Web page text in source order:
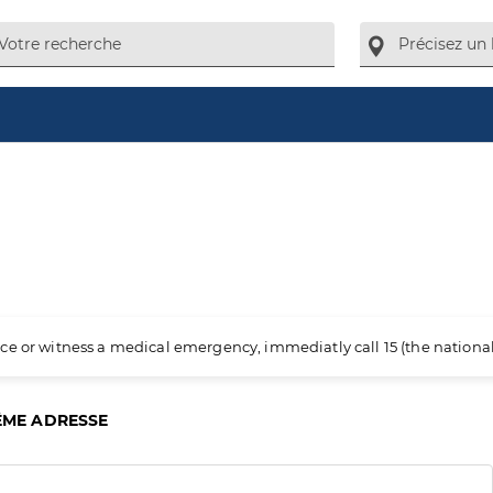
or witness a medical emergency, immediatly call 15 (the
ADRESSE